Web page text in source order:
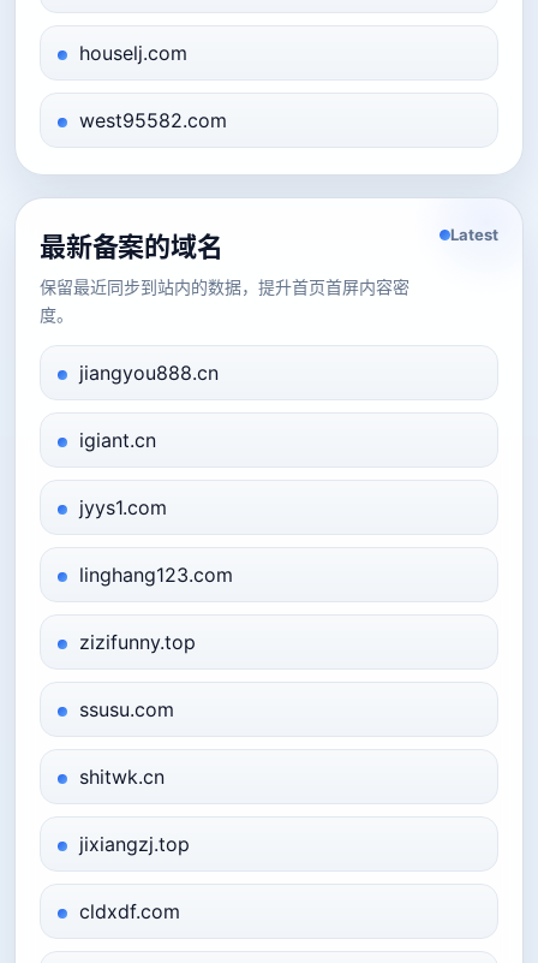
houselj.com
west95582.com
最新备案的域名
保留最近同步到站内的数据，提升首页首屏内容密
度。
Latest
jiangyou888.cn
igiant.cn
jyys1.com
linghang123.com
zizifunny.top
ssusu.com
shitwk.cn
jixiangzj.top
cldxdf.com